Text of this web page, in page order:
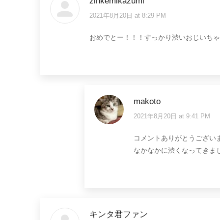
says:
2021年8月20日 at 8:29 PM
おめでとー！！！すっかり渋いおじいちゃ
makoto
says:
2021年8月20日 at 9:41 PM
コメントありがとうござい
なかなかに渋くなってきま
キンタ君ファン